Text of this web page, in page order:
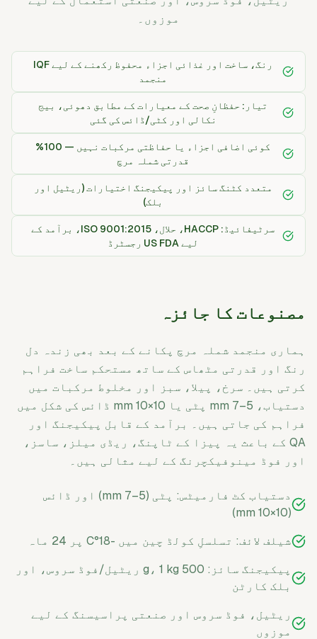
موزوں۔
رنگ، ساخت اور غذائی اجزاء محفوظ رکھنے کے لیے IQF
منجمد
تیار: حفظانِ صحت کے معیارات کے مطابق دھوئی، بیج
نکالی اور کٹی/ڈائس کی گئی
کوئی اضافی اجزاء یا حفاظتی مرکبات نہیں — 100%
قدرتی شملہ مرچ
متعدد کٹنگ سائز اور پیکیجنگ اختیارات (ریٹیل اور
بلک)
سرٹیفائیڈ: HACCP، حلال، ISO 9001:2015، برآمد کے
لیے US FDA رجسٹرڈ
مصنوعات کا جائزہ
ہماری منجمد شملہ مرچ پکانے کے بعد بھی زندہ دل
رنگ اور قدرتی مٹھاس کے ساتھ مستحکم ساخت فراہم
کرتی ہیں۔ سرخ، پیلا، سبز اور مخلوط مرکبات میں
دستیاب، 5–7 mm پٹی یا 10×10 mm ڈائس کی شکل میں
فراہم کی جاتی ہیں۔ برآمد کے قابل پیکیجنگ اور
QA کے باعث یہ پیزا کے ٹاپنگ، ریڈی میلز، ساسز،
اور فوڈ مینوفیکچرنگ کے لیے مثالی ہیں۔
دستیاب کٹ فارمیٹس: پٹی (5–7 mm) اور ڈائس
(10×10 mm)
شیلف لائف: تسلسلِ کولڈ چین میں -18°C پر 24 ماہ
پیکیجنگ سائز: 500 g، 1 kg ریٹیل/فوڈ سروس، اور
بلک کارٹن
ریٹیل، فوڈ سروس اور صنعتی پراسیسنگ کے لیے
موزوں